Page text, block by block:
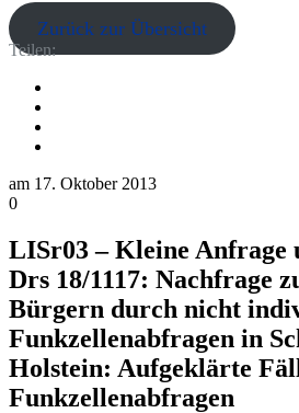
Zurück zur Übersicht
Teilen:
am 17. Oktober 2013
0
LISr03 – Kleine Anfrage
Drs 18/1117: Nachfrage
Bürgern durch nicht
Funkzellenabfragen in
Holstein: Aufgeklärte
Funkzellenabfragen